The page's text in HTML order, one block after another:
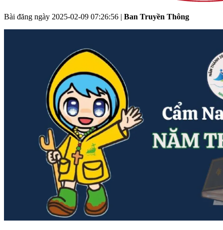
Bài đăng ngày 2025-02-09 07:26:56 | Ban Truyền Thông